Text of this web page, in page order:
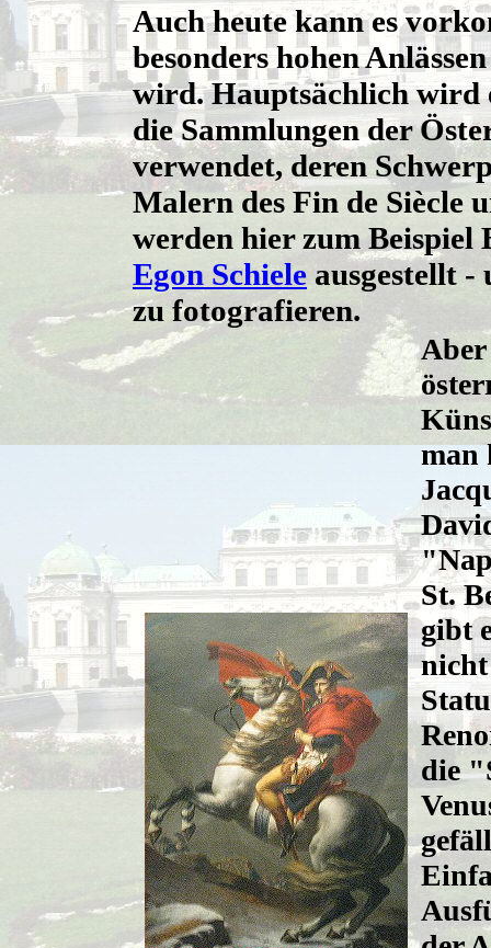
Auch heute kann es
besonders hohen
wird. Hauptsächlich wird
die Sammlungen der
verwendet, deren
Malern des Fin de Siècle
werden hier zum
Egon Schiele ausgestellt -
zu fotografieren.
man
St.
gibt
nicht
die